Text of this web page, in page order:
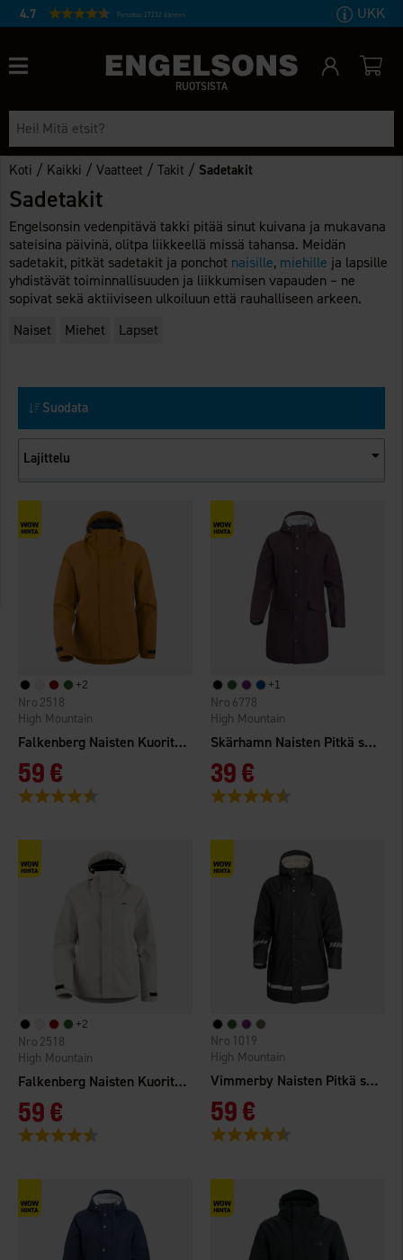
4.7 Perustuu 27232 ääneen UKK
RUOTSISTA
Koti / Kaikki /Vaatteet /Takit / Sadetakit
Sadetakit
Engelsonsin vedenpitävä takki pitää sinut kuivana ja mukavana
sateisina päivinä, olitpa liikkeellä missä tahansa. Meidän
sadetakit, pitkät sadetakit ja ponchot naisille, miehille ja lapsille
yhdistävät toiminnallisuuden ja liikkumisen vapauden – ne
sopivat sekä aktiiviseen ulkoiluun että rauhalliseen arkeen.
Naiset
Miehet Lapset
Suodata
Lajittelu
+2
Falkenberg Naisten Kuoritakki 2.0 WP
High Mountain
2518
59 €
Arvio:
+1
Skärhamn Naisten Pitkä sadetakki WP
High Mountain
6778
39 €
Arvio:
+2
Falkenberg Naisten Kuoritakki 2.0 WP
High Mountain
2518
59 €
Arvio:
Vimmerby Naisten Pitkä sadetakki Vuorattu
High Mountain
1019
59 €
Arvio: